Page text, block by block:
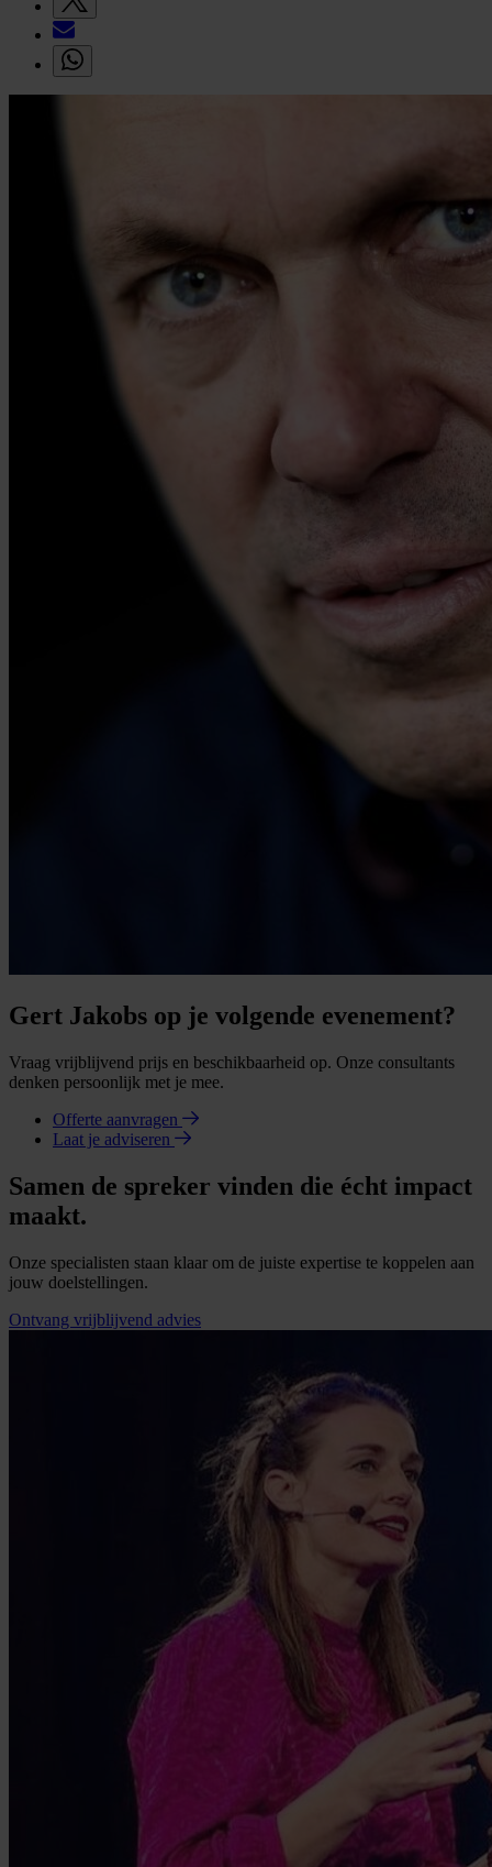
Gert Jakobs op je volgende evenement?
Vraag vrijblijvend prijs en beschikbaarheid op. Onze consultants
denken persoonlijk met je mee.
Offerte aanvragen
Laat je adviseren
Samen de spreker vinden die écht impact
maakt.
Onze specialisten staan klaar om de juiste expertise te koppelen aan
jouw doelstellingen.
Ontvang vrijblijvend advies